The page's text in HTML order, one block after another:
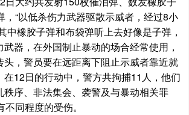
，“以低杀伤力武器驱散示威者，经过8小
中橡胶子弹和布袋弹听上去好像是子弹，
器，在外国制止暴动的场合经常使用，
头，警员要在远距离下阻止示威者靠近就
在12日的行动中，警方共拘捕11人，他们
秩序、非法集会、袭警及与暴动相关罪
同程度的受伤。